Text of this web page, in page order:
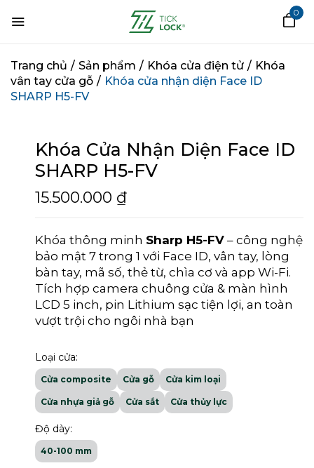
0
Trang chủ / Sản phẩm / Khóa cửa điện tử / Khóa
vân tay cửa gỗ / Khóa cửa nhận diện Face ID
SHARP H5-FV
Khóa Cửa Nhận Diện Face ID
SHARP H5-FV
15.500.000 ₫
Khóa thông minh Sharp H5-FV – công nghệ
bảo mật 7 trong 1 với Face ID, vân tay, lòng
bàn tay, mã số, thẻ từ, chìa cơ và app Wi-Fi.
Tích hợp camera chuông cửa & màn hình
LCD 5 inch, pin Lithium sạc tiện lợi, an toàn
vượt trội cho ngôi nhà bạn
Loại cửa:
Cửa composite Cửa gỗ Cửa kim loại
Cửa nhựa giả gỗ Cửa sắt Cửa thủy lực
Độ dày:
40-100 mm
HÃY LÀ NGƯỜI ĐẦU TIÊN
ĐÁNH GIÁ “KHÓA CỬA
Email của bạn sẽ không được hiển
thị công khai.
được đánh dấu
Đánh giá của bạn